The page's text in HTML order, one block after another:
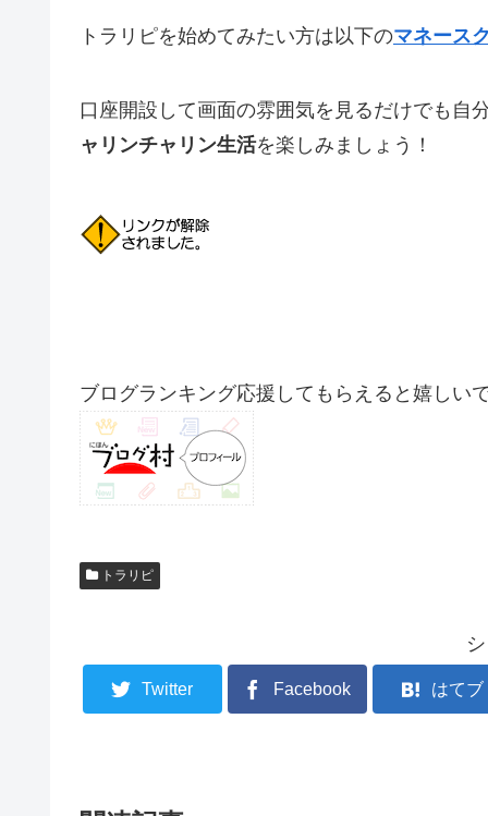
トラリピを始めてみたい方は以下のマネース
口座開設して画面の雰囲気を見るだけでも自
ャリンチャリン生活を楽しみましょう！
ブログランキング応援してもらえると嬉しい
トラリピ
Twitter Facebook はてブ